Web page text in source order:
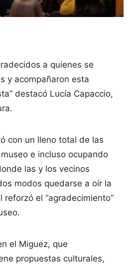
a quienes se
y acompañaron esta
destacó Lucía Capaccio,
con un lleno total de las
e incluso ocupando
las y los vecinos
modos quedarse a oír la
reforzó el “agradecimiento”
el Miguez, que
propuestas culturales,